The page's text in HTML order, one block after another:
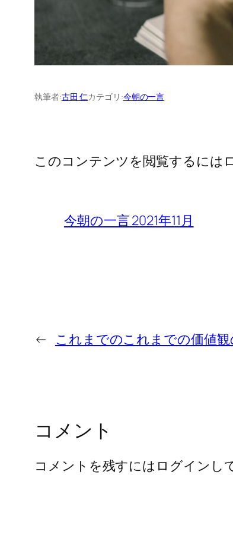
執筆者:古田 仁カテゴリ:今朝の一言
このコンテンツを閲覧するには
今朝の一言 2021年11月
← これまでのこれまでの価値観
コメント
コメントを残すにはログインし